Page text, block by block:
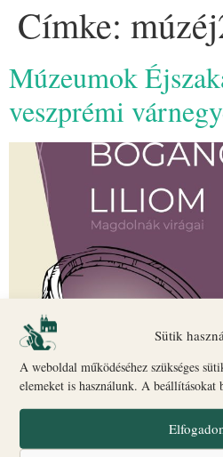
Sütik
A weboldal működéséhez szükséges
elemeket is használunk. A
Címke:
Múzeumok
veszprémi
Fény és csend között – Veszprém
június 21-én a veszprémi Várnegyed